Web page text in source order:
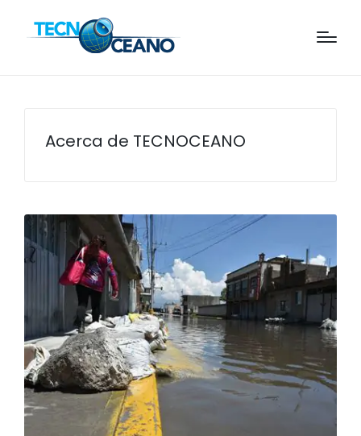
Acerca de TECNOCEANO